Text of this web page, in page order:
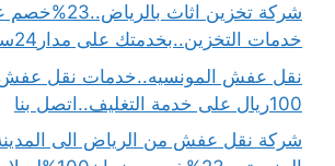
شركة تخزين اثاث
خدمات التخزين..بخدمتك على مدار24ساعة
نقل عفش المونسيه..خدمات نقل
100ريال على خدمة التغليف..اتصل بنا
شركة نقل عفش من الرياض الى